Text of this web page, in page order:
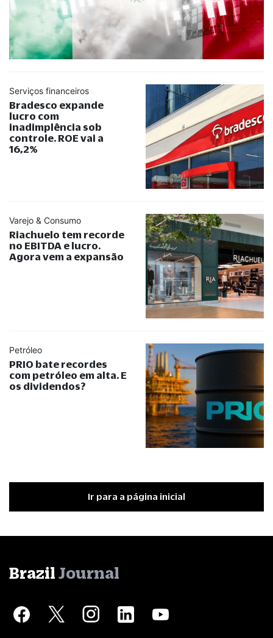
Serviços financeiros
Bradesco expande
lucro com
inadimplência sob
controle. ROE vai a
16,2%
Varejo & Consumo
Riachuelo tem recorde
no EBITDA e lucro.
Agora vem a expansão
Petróleo
PRIO bate recordes
com petróleo em alta. E
os dividendos?
Ir para a página inicial
Brazil Journal